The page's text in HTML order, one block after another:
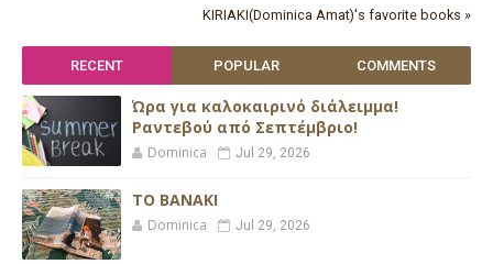
KIRIAKI(Dominica Amat)'s favorite books »
RECENT POPULAR COMMENTS
Ώρα για καλοκαιρινό διάλειμμα!
Ραντεβού από Σεπτέμβριο!
Dominica Jul 29, 2026
ΤΟ ΒΑΝΑΚΙ
Dominica Jul 29, 2026